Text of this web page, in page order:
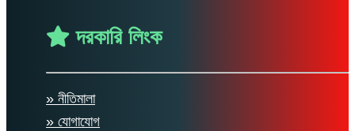
দরকারি লিংক
» নীতিমালা
» যোগাযোগ